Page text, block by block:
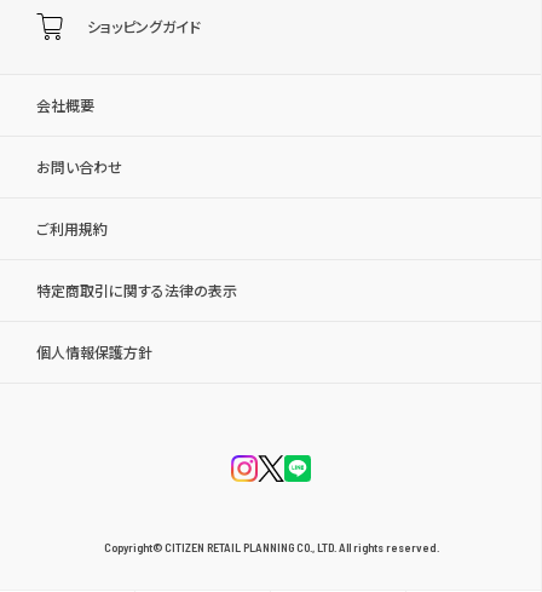
会社概要
お問い合わせ
ご利用規約
特定商取引に関する法律の表示
個人情報保護方針
ショッピングガイド
Copyright© CITIZEN RETAIL PLANNING CO., LTD. All rights reserved.